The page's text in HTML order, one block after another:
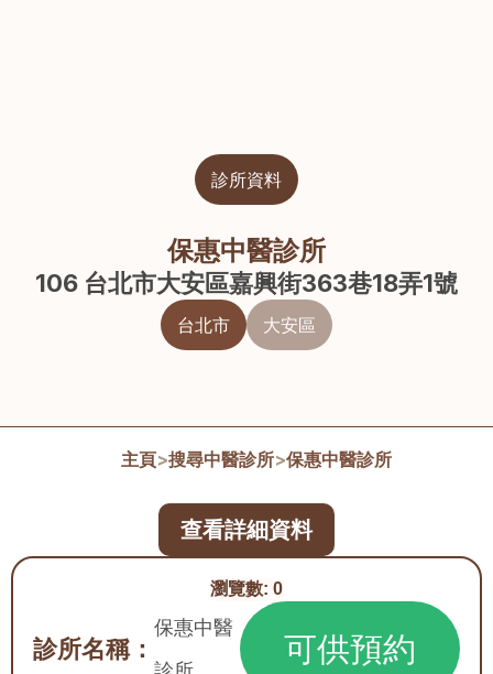
診所資料
保惠中醫診所
106 台北市大安區嘉興街363巷18弄1號
台北市 大安區
主頁>搜尋中醫診所>保惠中醫診所
瀏覽數: 0
診所名稱：
保惠中醫
可供預約
查看詳細資料